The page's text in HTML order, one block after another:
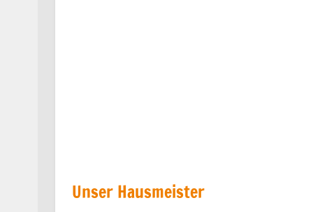
Unser Hausmeister